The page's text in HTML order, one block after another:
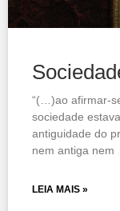
“(…)ao afirmar-
sociedade
antiguidade do
nem antiga nem
LEIA MAIS »